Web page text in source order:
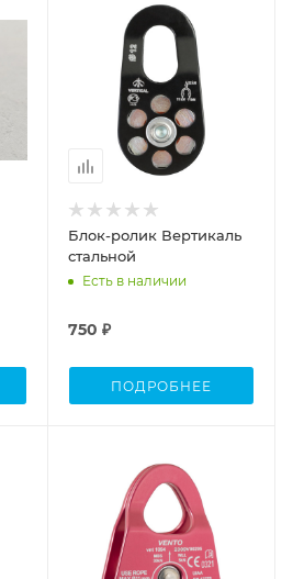
Блок-ролик Вертикаль
стальной
Есть в наличии
750 ₽
ПОДРОБНЕЕ